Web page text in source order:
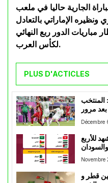
الجارية حاليا في ملعب
ونظيره الإماراتي بالتعادل
مباريات الدور ربع النهائي
لكأس العرب.
PLUS D'ACTICLES
المنتخب
مرور
Décembre
المشهد للأربع
Novembre
بين قطر و